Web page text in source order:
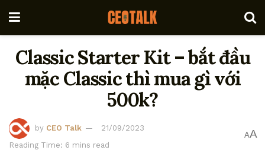
Classic Starter Kit – bắt đầu
mặc Classic thì mua gì với
500k?
by CEO Talk
21/09/2023
Reading Time: 6 mins read
AA